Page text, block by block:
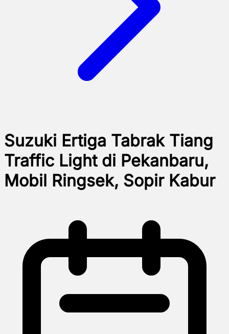
Suzuki Ertiga Tabrak Tiang
Traffic Light di Pekanbaru,
Mobil Ringsek, Sopir Kabur